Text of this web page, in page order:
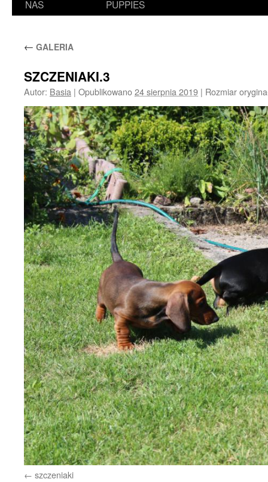
NAS
PUPPIES
← GALERIA
SZCZENIAKI.3
Autor: Basia | Opublikowano24 sierpnia 2019 | Rozmiar
szczeniaki